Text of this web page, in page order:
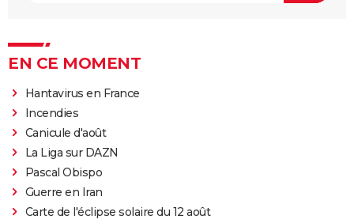
EN CE MOMENT
Hantavirus en France
Incendies
Canicule d'août
La Liga sur DAZN
Pascal Obispo
Guerre en Iran
Carte de l'éclipse solaire du 12 août